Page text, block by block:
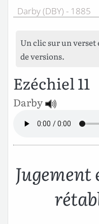
Darby (DBY) - 1885
Un clic sur un verset
de versions.
Ezéchiel 11
Darby
Jugement